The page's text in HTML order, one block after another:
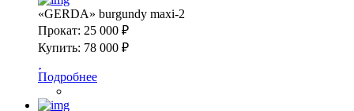
«GERDA» burgundy maxi-2
Прокат: 25 000 ₽
Купить: 78 000 ₽
Подробнее